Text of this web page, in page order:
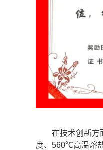
在技术创新方面
度、560℃高温熔